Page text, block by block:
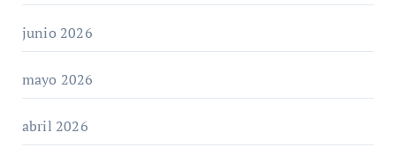
junio 2026
mayo 2026
abril 2026